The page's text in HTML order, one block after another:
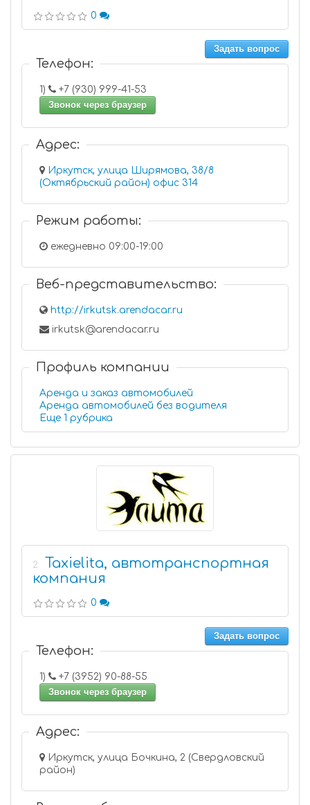
0
Задать вопрос
Телефон:
1)
+7 (930) 999-41-53
Звонок через браузер
Адрес:
Иркутск, улица Ширямова, 38/8
(Октябрьский район) офис 314
Режим работы:
ежедневно 09:00-19:00
Веб-представительство:
http://irkutsk.arendacar.ru
irkutsk@arendacar.ru
Профиль компании
Аренда и заказ автомобилей
Аренда автомобилей без водителя
Еще 1 рубрика
2
Taxielita, автотранспортная
компания
0
Задать вопрос
Телефон:
1)
+7 (3952) 90-88-55
Звонок через браузер
Адрес:
Иркутск, улица Бочкина, 2 (Свердловский
район)